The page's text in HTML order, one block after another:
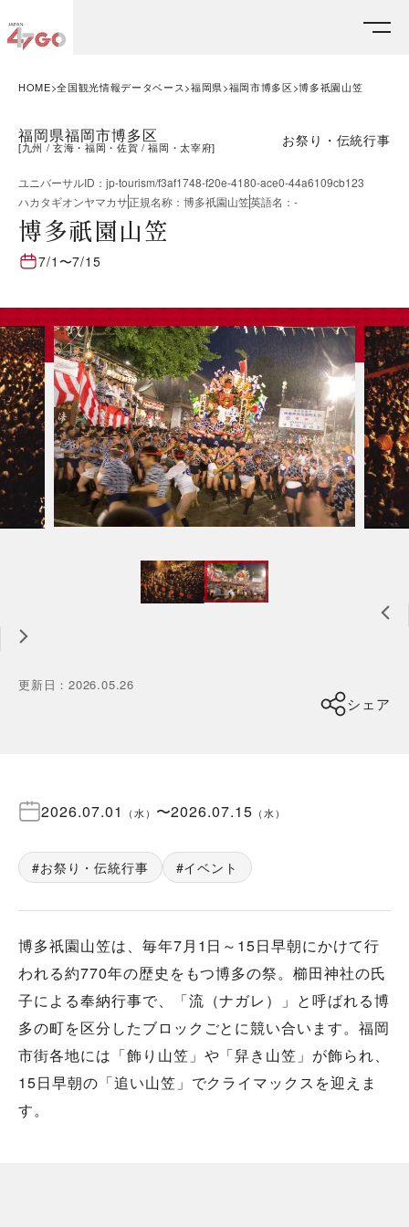
HOME 全国観光情報データベース 福岡県 福岡市博多区 博多祇園山笠
福岡県福岡市博多区
[九州 玄海・福岡・佐賀 福岡・太宰府] お祭り・伝統行事
ユニバーサルID ： jp-tourism/f3af1748-f20e-4180-ace0-44a6109cb123
ハカタギオンヤマカサ正規名称 ： 博多祇園山笠英語名 ： -
博多祇園山笠
7/1 〜7/15
更新日 ：2026.05.26
シェア
2026.07.01 （水 ） 〜2026.07.15 （水 ）
お祭り・伝統行事 イベント
博多祇園山笠は、毎年7月1日～15日早朝にかけて行
われる約770年の歴史をもつ博多の祭。櫛田神社の氏
子による奉納行事で、「流（ナガレ）」と呼ばれる博
多の町を区分したブロックごとに競い合います。福岡
市街各地には「飾り山笠」や「舁き山笠」が飾られ、
15日早朝の「追い山笠」でクライマックスを迎えま
す。